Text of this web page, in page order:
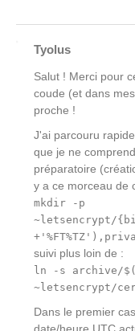
Tyolus
Salut ! Merci pour
coude (et dans
proche !
J'ai parcouru
que je ne
préparatoire
y a ce morceau de
mkdir -p
~letsencrypt/
suivi plus loin de :
ln -s archive/
~letsencrypt/
Dans le premier
date/heure UTC